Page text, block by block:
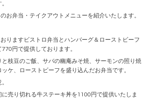
お弁当・テイクアウトメニューを紹介いたします。
りますビストロ弁当とハンバーグ＆ローストビーフ
円で提供しております。
と枝豆のご飯、サバの幽庵みそ焼、サーモンの照り焼
ケ、ローストビーフを盛り込んだお弁当です。
売り切れる牛ステーキ丼を1100円で提供いたしま